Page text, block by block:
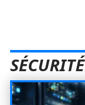
SÉCURITÉ